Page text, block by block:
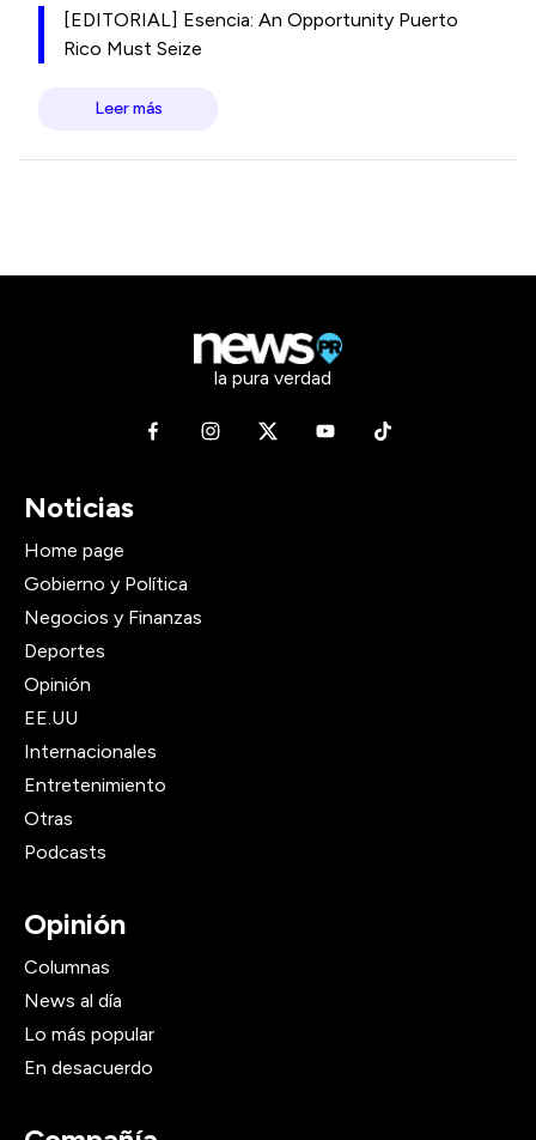
[EDITORIAL] Esencia: An Opportunity Puerto
Rico Must Seize
Leer más
la pura verdad
Noticias
Home page
Gobierno y Política
Negocios y Finanzas
Deportes
Opinión
EE.UU
Internacionales
Entretenimiento
Otras
Podcasts
Opinión
Columnas
News al día
Lo más popular
En desacuerdo